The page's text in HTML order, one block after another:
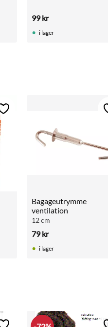
99kr
i lager
Lägg till i favoriter
Bagageutrymme
ventilation
12 cm
79kr
i lager